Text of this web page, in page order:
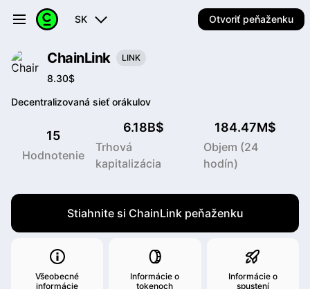
SK Otvoriť peňaženku
ChainLink LINK
8.30$
Decentralizovaná sieť orákulov
15
Hodnotenie
6.18B$
Trhová
kapitalizácia
184.47M$
Objem (24
hodín)
Stiahnite si ChainLink peňaženku
Všeobecné
informácie
Informácie o
tokenoch
Informácie o
spustení